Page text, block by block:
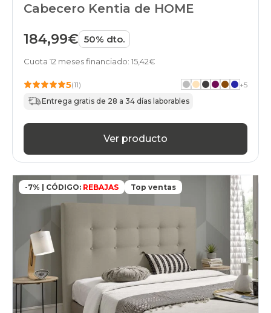
Cabecero Kentia de HOME
184,99€ 50% dto.
Cuota 12 meses financiado: 15,42€
5(11) +5
Entrega gratis de 28 a 34 días laborables
Ver producto
-7% | CÓDIGO: REBAJAS Top ventas